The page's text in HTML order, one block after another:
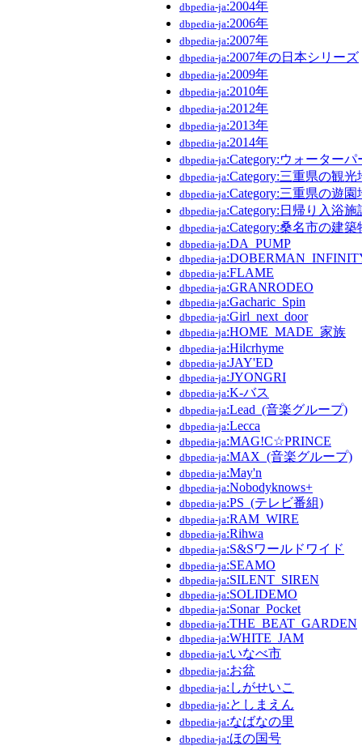
dbpedia-ja:2004年
dbpedia-ja:2006年
dbpedia-ja:2007年
dbpedia-ja:2007年の日本シリーズ
dbpedia-ja:2009年
dbpedia-ja:2010年
dbpedia-ja:2012年
dbpedia-ja:2013年
dbpedia-ja:2014年
dbpedia-ja:Category:ウォーターパ
dbpedia-ja:Category:三重県の観光
dbpedia-ja:Category:三重県の遊園
dbpedia-ja:Category:日帰り入浴施
dbpedia-ja:Category:桑名市の建築
dbpedia-ja:DA_PUMP
dbpedia-ja
dbpedia-ja:FLAME
dbpedia-ja:GRANRODEO
dbpedia-ja:Gacharic_Spin
dbpedia-ja:Girl_next_door
dbpedia-ja:HOME_MADE_家族
dbpedia-ja:Hilcrhyme
dbpedia-ja:JAY'ED
dbpedia-ja:JYONGRI
dbpedia-ja:K-バス
dbpedia-ja:Lead_(音楽グループ)
dbpedia-ja:Lecca
dbpedia-ja:MAG!C☆PRINCE
dbpedia-ja:MAX_(音楽グループ)
dbpedia-ja:May'n
dbpedia-ja:Nobodyknows+
dbpedia-ja:PS_(テレビ番組)
dbpedia-ja:RAM_WIRE
dbpedia-ja:Rihwa
dbpedia-ja:S&Sワールドワイド
dbpedia-ja:SEAMO
dbpedia-ja:SILENT_SIREN
dbpedia-ja:SOLIDEMO
dbpedia-ja:Sonar_Pocket
dbpedia-ja:THE_BEAT_GARDEN
dbpedia-ja:WHITE_JAM
dbpedia-ja:いなべ市
dbpedia-ja:お盆
dbpedia-ja:しがせいこ
dbpedia-ja:としまえん
dbpedia-ja:なばなの里
dbpedia-ja:ほの国号